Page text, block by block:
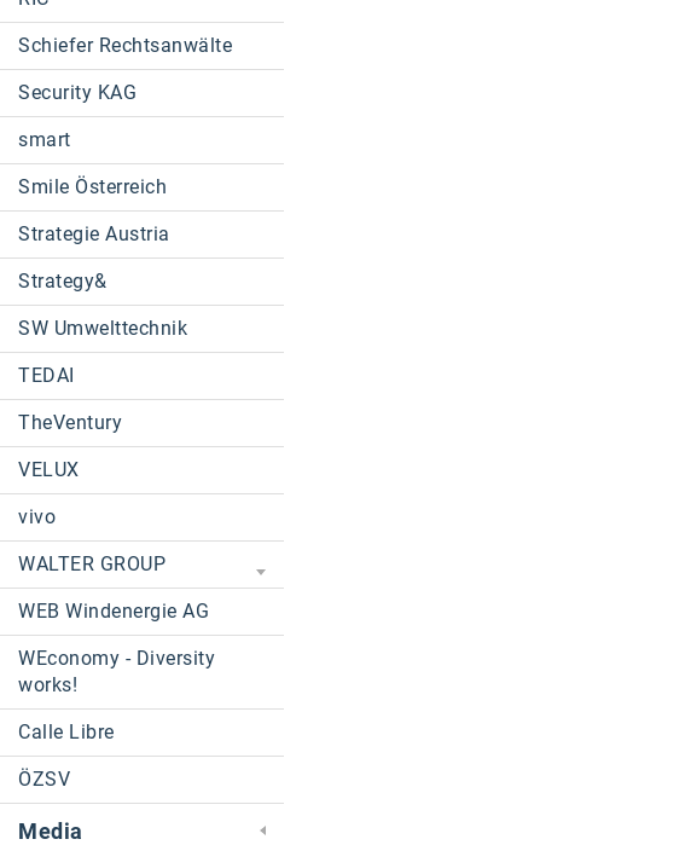
Schiefer Rechtsanwälte
Security KAG
smart
Smile Österreich
Strategie Austria
Strategy&
SW Umwelttechnik
TEDAI
TheVentury
VELUX
vivo
WALTER GROUP
WEB Windenergie AG
WEconomy - Diversity
works!
Calle Libre
ÖZSV
Media